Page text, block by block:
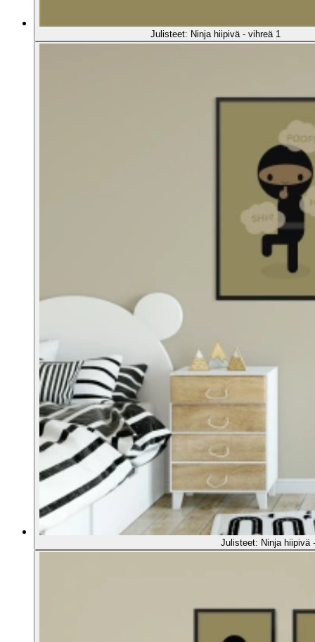
Julisteet: Ninja hiipivä - vihreä 1
Julisteet: Ninja hiipivä